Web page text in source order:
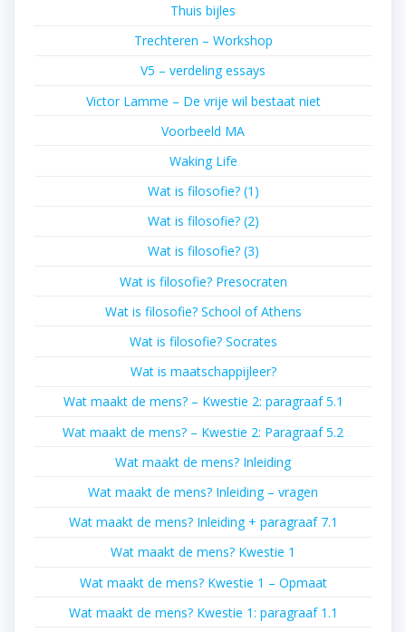
Thuis bijles
Trechteren – Workshop
V5 – verdeling essays
Victor Lamme – De vrije wil bestaat niet
Voorbeeld MA
Waking Life
Wat is filosofie? (1)
Wat is filosofie? (2)
Wat is filosofie? (3)
Wat is filosofie? Presocraten
Wat is filosofie? School of Athens
Wat is filosofie? Socrates
Wat is maatschappijleer?
Wat maakt de mens? – Kwestie 2: paragraaf 5.1
Wat maakt de mens? – Kwestie 2: Paragraaf 5.2
Wat maakt de mens? Inleiding
Wat maakt de mens? Inleiding – vragen
Wat maakt de mens? Inleiding + paragraaf 7.1
Wat maakt de mens? Kwestie 1
Wat maakt de mens? Kwestie 1 – Opmaat
Wat maakt de mens? Kwestie 1: paragraaf 1.1